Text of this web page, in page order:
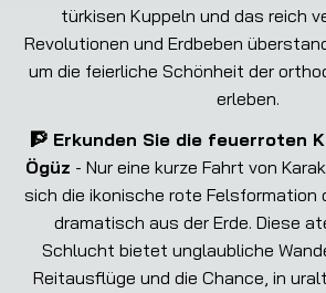
türkisen Kuppeln und das reich
Revolutionen und Erdbeben
um die feierliche Schönheit der
erleben.
🧗 Erkunden Sie die feuerroten
Ögüz - Nur eine kurze Fahrt von
sich die ikonische rote Felsformation
dramatisch aus der Erde. Diese
Schlucht bietet unglaubliche
Reitausflüge und die Chance, in